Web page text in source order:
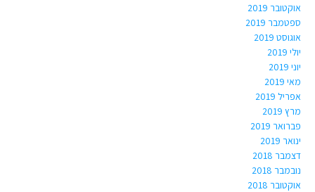
אוקטובר 2019
ספטמבר 2019
אוגוסט 2019
יולי 2019
יוני 2019
מאי 2019
אפריל 2019
מרץ 2019
פברואר 2019
ינואר 2019
דצמבר 2018
נובמבר 2018
אוקטובר 2018